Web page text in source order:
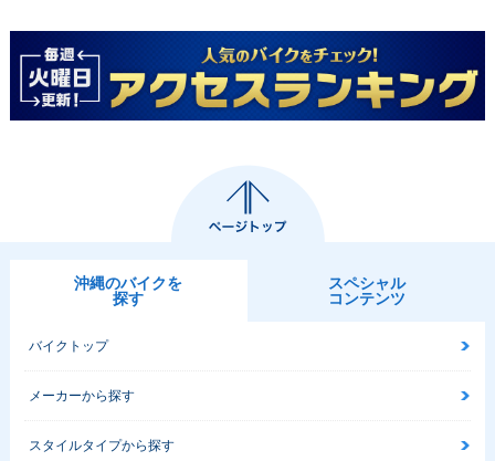
沖縄のバイクを
探す
スペシャル
コンテンツ
バイクトップ
メーカーから探す
スタイルタイプから探す